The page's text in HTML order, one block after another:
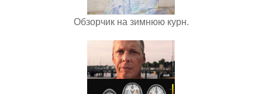
Обзорчик на зимнюю курн.